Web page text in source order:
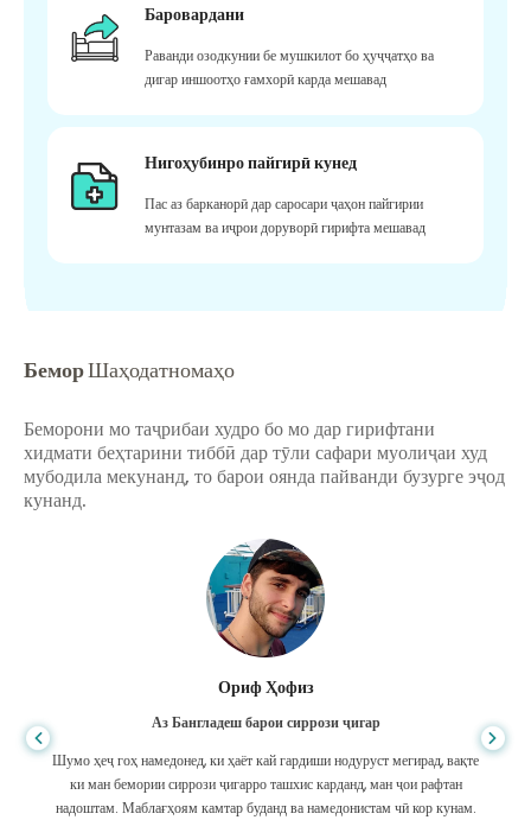
Баровардани
Раванди озодкунии бе мушкилот бо ҳуҷҷатҳо ва
дигар иншоотҳо ғамхорӣ карда мешавад
Нигоҳубинро пайгирӣ кунед
Пас аз барканорӣ дар саросари ҷаҳон пайгирии
мунтазам ва иҷрои доруворӣ гирифта мешавад
БеморШаҳодатномаҳо
Беморони мо таҷрибаи худро бо мо дар гирифтани
хидмати беҳтарини тиббӣ дар тӯли сафари муолиҷаи худ
мубодила мекунанд, то барои оянда пайванди бузурге эҷод
кунанд.
Ориф Ҳофиз
Аз Бангладеш барои сиррози ҷигар
Шумо ҳеҷ гоҳ намедонед, ки ҳаёт кай гардиши нодуруст мегирад, вақте
ки ман бемории сиррози ҷигарро ташхис карданд, ман ҷои рафтан
надоштам. Маблағҳоям камтар буданд ва намедонистам чӣ кор кунам.